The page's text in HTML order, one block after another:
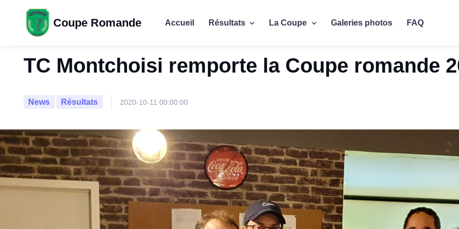
Coupe Romande Accueil Résultats La Coupe Galeries photos FAQ
TC Montchoisi remporte la Coupe romande
News Résultats 2020-10-11 00:00:00